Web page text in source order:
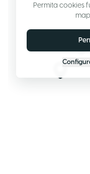
Permita cookies